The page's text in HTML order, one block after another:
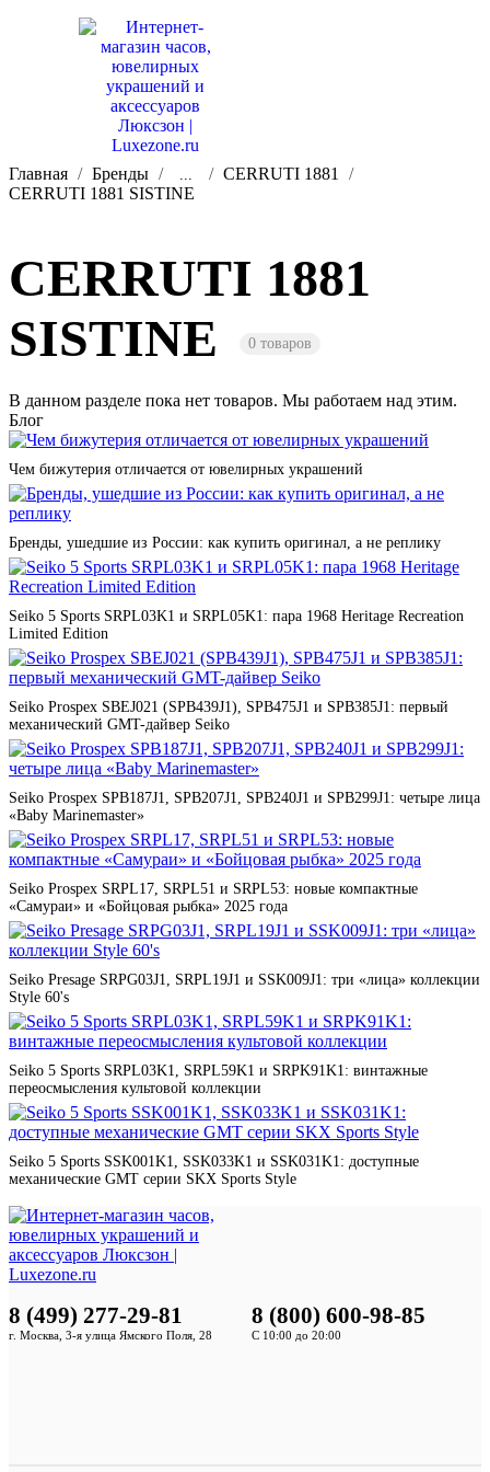
Главная Бренды ...
CERRUTI 1881
CERRUTI 1881 SISTINE
CERRUTI 1881
SISTINE
0 товаров
В данном разделе пока нет товаров. Мы работаем над этим.
Блог
Чем бижутерия отличается от ювелирных украшений
Бренды, ушедшие из России: как купить оригинал, а не реплику
Seiko 5 Sports SRPL03K1 и SRPL05K1: пара 1968 Heritage Recreation
Limited Edition
Seiko Prospex SBEJ021 (SPB439J1), SPB475J1 и SPB385J1: первый
механический GMT-дайвер Seiko
Seiko Prospex SPB187J1, SPB207J1, SPB240J1 и SPB299J1: четыре лица
«Baby Marinemaster»
Seiko Prospex SRPL17, SRPL51 и SRPL53: новые компактные
«Самураи» и «Бойцовая рыбка» 2025 года
Seiko Presage SRPG03J1, SRPL19J1 и SSK009J1: три «лица» коллекции
Style 60's
Seiko 5 Sports SRPL03K1, SRPL59K1 и SRPK91K1: винтажные
переосмысления культовой коллекции
Seiko 5 Sports SSK001K1, SSK033K1 и SSK031K1: доступные
механические GMT серии SKX Sports Style
8 (499) 277-29-81
г. Москва, 3-я улица Ямского Поля, 28
8 (800) 600-98-85
С 10:00 до 20:00